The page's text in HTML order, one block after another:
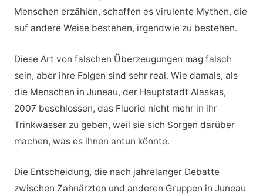
Menschen erzählen, schaffen es virulente Mythen, die
auf andere Weise bestehen, irgendwie zu bestehen.
Diese Art von falschen Überzeugungen mag falsch
sein, aber ihre Folgen sind sehr real. Wie damals, als
die Menschen in Juneau, der Hauptstadt Alaskas,
2007 beschlossen, das Fluorid nicht mehr in ihr
Trinkwasser zu geben, weil sie sich Sorgen darüber
machen, was es ihnen antun könnte.
Die Entscheidung, die nach jahrelanger Debatte
zwischen Zahnärzten und anderen Gruppen in Juneau